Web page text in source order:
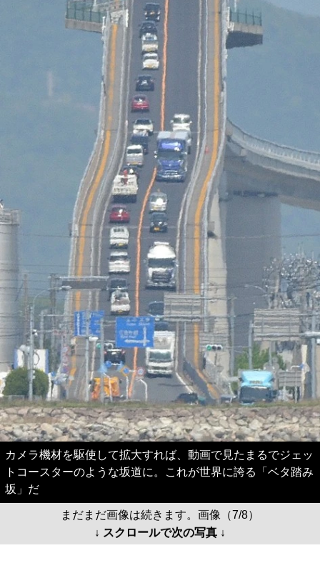
カメラ機材を駆使して拡大すれば、動画で見たまるでジェッ
トコースターのような坂道に。これが世界に誇る「ベタ踏み
坂」だ
まだまだ画像は続きます。画像（7/8）
↓ スクロールで次の写真 ↓